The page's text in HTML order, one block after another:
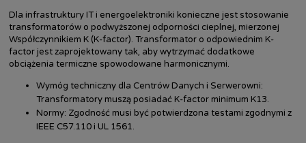
Dla infrastruktury IT i energoelektroniki konieczne jest stosowanie
transformatorów o podwyższonej odporności cieplnej, mierzonej
Współczynnikiem K (K-factor). Transformator o odpowiednim K-
factor jest zaprojektowany tak, aby wytrzymać dodatkowe
obciążenia termiczne spowodowane harmonicznymi.
Wymóg techniczny dla Centrów Danych i Serwerowni:
Transformatory muszą posiadać K-factor minimum K13.
Normy: Zgodność musi być potwierdzona testami zgodnymi z
IEEE C57.110 i UL 1561.